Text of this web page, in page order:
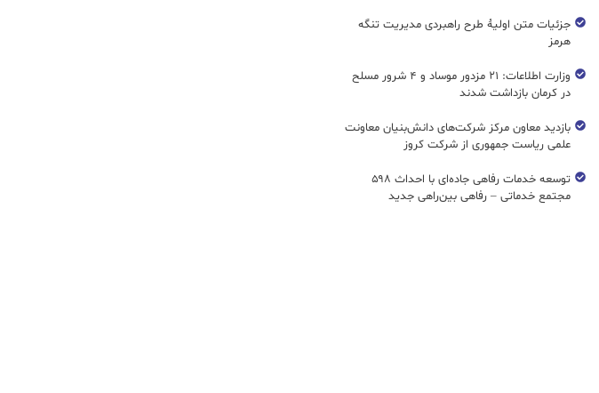
جزئیات متن اولیۀ طرح راهبردی مدیریت تنگه
هرمز
وزارت اطلاعات: ۲۱ مزدور موساد و ۴ شرور مسلح
در کرمان بازداشت شدند
بازدید معاون مرکز شرکت‌های دانش‌بنیان معاونت
علمی ریاست جمهوری از شرکت کروز
توسعه خدمات رفاهی جاده‌ای با احداث ۵۹۸
مجتمع خدماتی – رفاهی بین‌راهی جدید